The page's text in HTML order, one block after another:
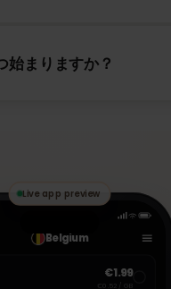
地図は使えます — ただし
始まりますか？